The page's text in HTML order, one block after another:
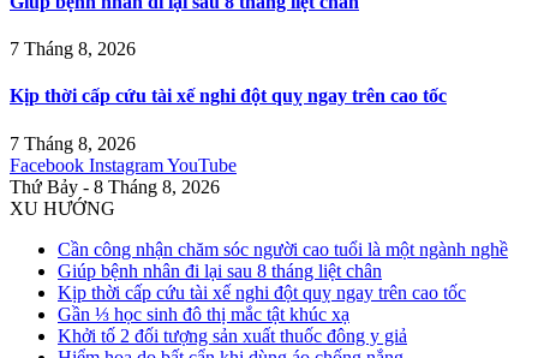
7 Tháng 8, 2026
Kịp thời cấp cứu tài xế nghi đột quỵ ngay trên cao tốc
7 Tháng 8, 2026
Facebook InstagramYouTube
Thứ Bảy - 8 Tháng 8, 2026
XU HƯỚNG
Cần công nhận chăm sóc người cao tuổi là một ngành nghề
Giúp bệnh nhân đi lại sau 8 tháng liệt chân
Kịp thời cấp cứu tài xế nghi đột quỵ ngay trên cao tốc
Gần ⅓ học sinh đô thị mắc tật khúc xạ
Khởi tố 2 đối tượng sản xuất thuốc đông y giả